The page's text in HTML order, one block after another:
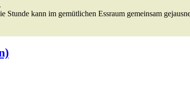
Stunde kann im gemütlichen Essraum gemeinsam